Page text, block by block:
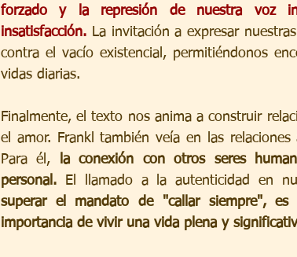
forzado y la represión de nuestra voz
insatisfacción. La invitación a expresar
contra el vacío existencial, permitiéndonos
vidas diarias.
Finalmente, el texto nos anima a construir
el amor. Frankl también veía en las
Para él,
la conexión con otros seres
personal.
superar el mandato de "callar siempre",
importancia de vivir una vida plena y